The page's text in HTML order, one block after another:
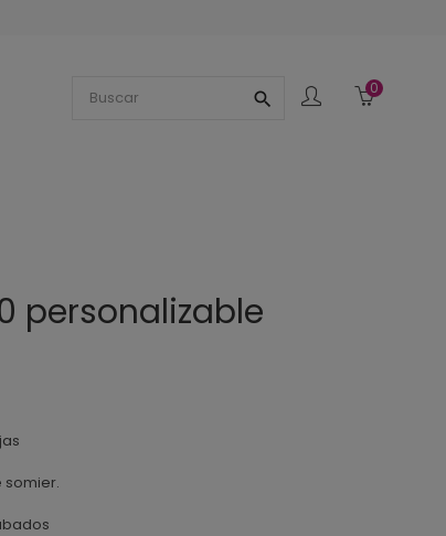
search
0
personalizable
somier.